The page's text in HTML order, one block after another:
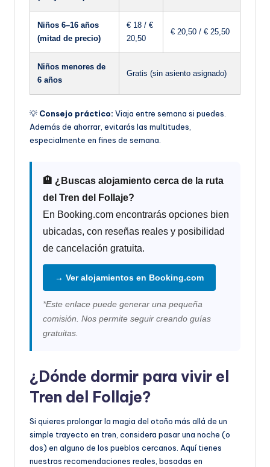
Niños 6–16 años
(mitad de precio)
€ 18 / €
20,50
€ 20,50 / € 25,50
Niños menores de
6 años
Gratis (sin asiento asignado)
💡 Consejo práctico: Viaja entre semana si puedes.
Además de ahorrar, evitarás las multitudes,
especialmente en fines de semana.
🏨 ¿Buscas alojamiento cerca de la ruta
del Tren del Follaje?
En Booking.com encontrarás opciones bien
ubicadas, con reseñas reales y posibilidad
de cancelación gratuita.
→ Ver alojamientos en Booking.com
*Este enlace puede generar una pequeña
comisión. Nos permite seguir creando guías
gratuitas.
¿Dónde dormir para vivir el
Tren del Follaje?
Si quieres prolongar la magia del otoño más allá de un
simple trayecto en tren, considera pasar una noche (o
dos) en alguno de los pueblos cercanos. Aquí tienes
nuestras recomendaciones reales, basadas en